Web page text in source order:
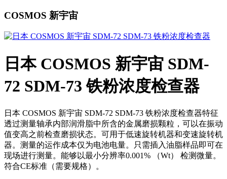
COSMOS 新宇宙
日本 COSMOS 新宇宙 SDM-
72 SDM-73 铁粉浓度检查器
日本 COSMOS 新宇宙 SDM-72 SDM-73 铁粉浓度检查器特征
透过测量轴承内部润滑脂中所含的金属磨损颗粒，可以在振动
值变高之前检查磨损状态。可用于低速旋转机器和变速旋转机
器。测量的运作成本仅为电池电量。只需插入油脂样品即可在
现场进行测量。能够以最小分辨率0.001% （Wt） 检测微量。
符合CE标准（需要规格）。